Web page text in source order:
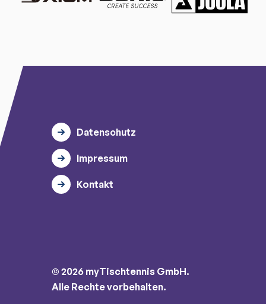
Datenschutz
Impressum
Kontakt
© 2026 myTischtennis GmbH.
Alle Rechte vorbehalten.